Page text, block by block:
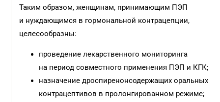
Таким образом, женщинам, принимающим ПЭП
и нуждающимся в гормональной контрацепции,
целесообразны:
проведение лекарственного мониторинга
на период совместного применения ПЭП и КГК;
назначение дроспиренонсодержащих оральных
контрацептивов в пролонгированном режиме;